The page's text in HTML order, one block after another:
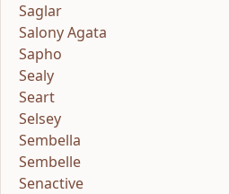
Saglar
Salony Agata
Sapho
Sealy
Seart
Selsey
Sembella
Sembelle
Senactive